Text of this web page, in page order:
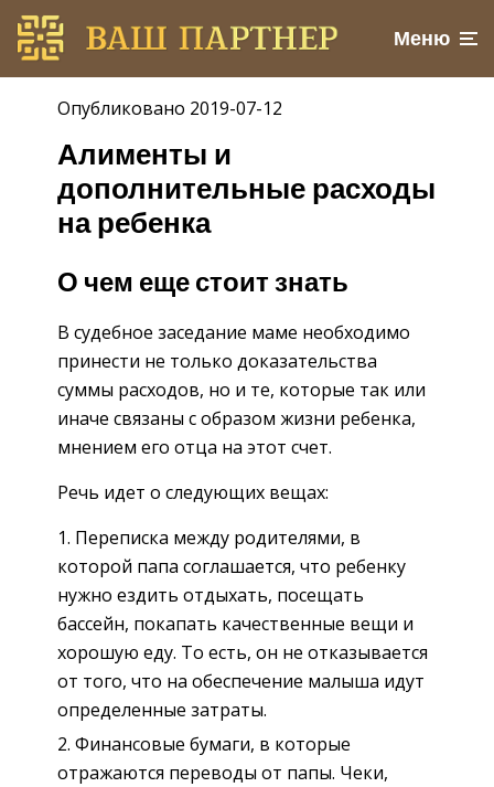
Меню
Опубликовано 2019-07-12
Алименты и
дополнительные расходы
на ребенка
О чем еще стоит знать
В судебное заседание маме необходимо
принести не только доказательства
суммы расходов, но и те, которые так или
иначе связаны с образом жизни ребенка,
мнением его отца на этот счет.
Речь идет о следующих вещах:
Переписка между родителями, в
которой папа соглашается, что ребенку
нужно ездить отдыхать, посещать
бассейн, покапать качественные вещи и
хорошую еду. То есть, он не отказывается
от того, что на обеспечение малыша идут
определенные затраты.
Финансовые бумаги, в которые
отражаются переводы от папы. Чеки,